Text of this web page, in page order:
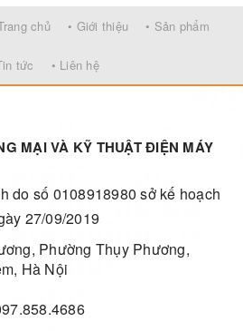
chủ • Giới thiệu • Sản phẩm
tức • Liên hệ
MẠI VÀ KỸ THUẬT ĐIỆN MÁY
do số 0108918980 sở kế hoạch
27/09/2019
Phường Thụy Phương,
Hà Nội